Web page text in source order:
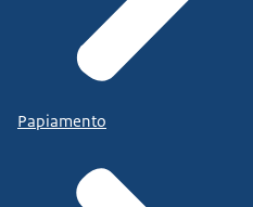
Papiamento